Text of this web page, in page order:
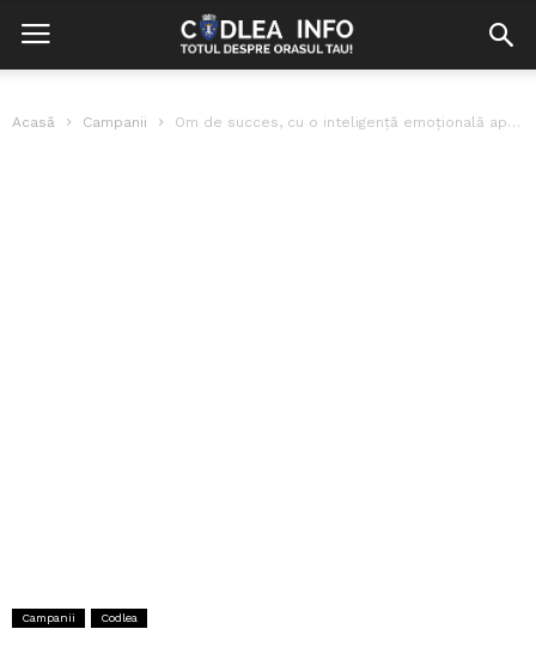
Acasă Campanii Om de succes, cu o inteligență emoțională aparte. Cine este Raul Druță?
Campanii Codlea